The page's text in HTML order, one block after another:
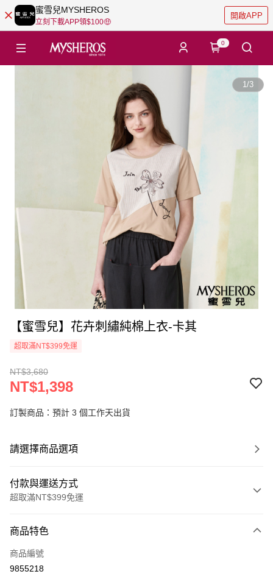
蜜雪兒MYSHEROS
立刻下載APP領$100🤑
開啟APP
0
1/3
【蜜雪兒】花卉刺繡純棉上衣-卡其
超取滿NT$399免運
NT$3,680
NT$1,398
訂製商品：預計 3 個工作天出貨
請選擇商品選項
付款與運送方式
超取滿NT$399免運
信用卡一次付款
信用卡分期付款
商品特色
商品編號
9855218